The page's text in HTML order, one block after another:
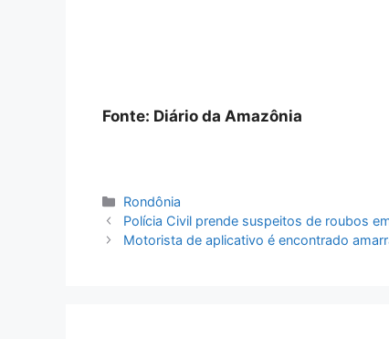
Fonte: Diário da Amazônia
Categorias
Rondônia
Polícia Civil prende suspeitos de roubos
Motorista de aplicativo é encontrado